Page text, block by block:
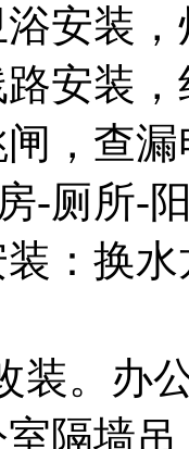
安装
安装
，查
-厕所-
：换